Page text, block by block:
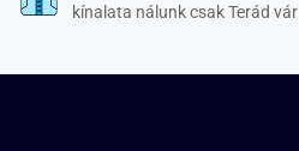
kínalata nálunk csak Terád vár